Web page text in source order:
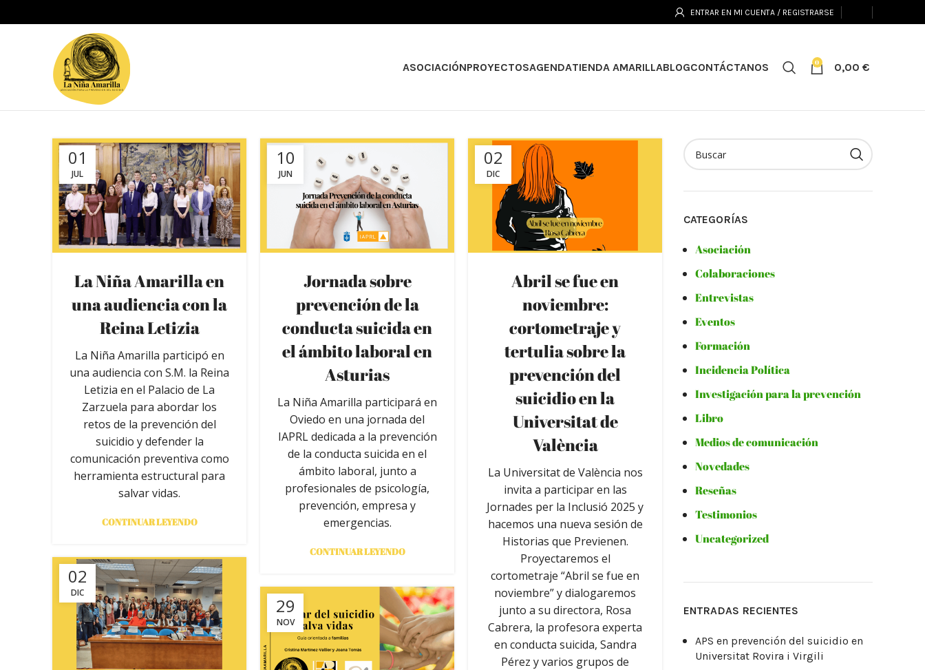
ENTRAR EN MI CUENTA / REGISTRARSE
ASOCIACIÓNPROYECTOSAGENDATIENDA AMARILLABLOGCONTÁCTANOS 0 0,00 €
01
JUL
La Niña Amarilla en
una audiencia con la
Reina Letizia
La Niña Amarilla participó en
una audiencia con S.M. la Reina
Letizia en el Palacio de La
Zarzuela para abordar los
retos de la prevención del
suicidio y defender la
comunicación preventiva como
herramienta estructural para
salvar vidas.
CONTINUAR LEYENDO
10
JUN
Jornada sobre
prevención de la
conducta suicida en
el ámbito laboral en
Asturias
La Niña Amarilla participará en
Oviedo en una jornada del
IAPRL dedicada a la prevención
de la conducta suicida en el
ámbito laboral, junto a
profesionales de psicología,
prevención, empresa y
emergencias.
CONTINUAR LEYENDO
02
DIC
Abril se fue en
noviembre:
cortometraje y
tertulia sobre la
prevención del
suicidio en la
Universitat de
València
La Universitat de València nos
invita a participar en las
Jornades per la Inclusió 2025 y
hacemos una nueva sesión de
Historias que Previenen.
Proyectaremos el
cortometraje “Abril se fue en
noviembre” y dialogaremos
junto a su directora, Rosa
Cabrera, la profesora experta
en conducta suicida, Sandra
Pérez y varios grupos de
02
DIC
29
NOV
CATEGORÍAS
Asociación
Colaboraciones
Entrevistas
Eventos
Formación
Incidencia Política
Investigación para la prevención
Libro
Medios de comunicación
Novedades
Reseñas
Testimonios
Uncategorized
ENTRADAS RECIENTES
APS en prevención del suicidio en
Universitat Rovira i Virgili